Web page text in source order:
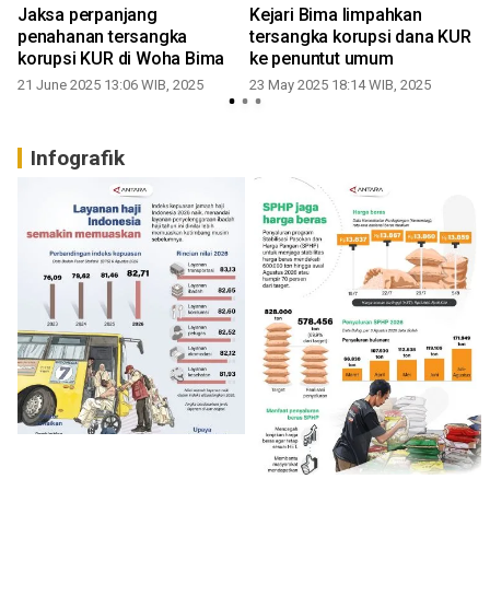
Jaksa perpanjang
penahanan tersangka
korupsi KUR di Woha Bima
21 June 2025 13:06 WIB, 2025
Kejari Bima limpahkan
tersangka korupsi dana KUR
ke penuntut umum
23 May 2025 18:14 WIB, 2025
Infografik